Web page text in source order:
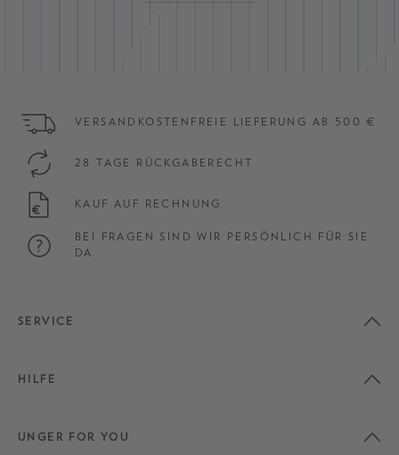
VERSANDKOSTENFREIE LIEFERUNG AB 500 €
28 TAGE RÜCKGABERECHT
KAUF AUF RECHNUNG
BEI FRAGEN SIND WIR PERSÖNLICH FÜR SIE
DA
SERVICE
HILFE
UNGER FOR YOU